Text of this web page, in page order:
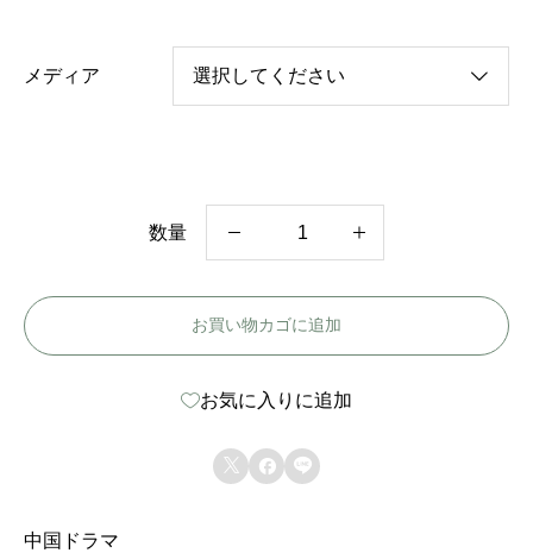
メディア
数量
ド
マ
光
お買い物カゴに追加
お気に入りに追加
  
中国ドラマ